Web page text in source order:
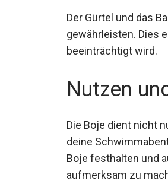
Der Gürtel und das
gewährleisten. Dies
beeinträchtigt wird.
Nutzen
Die Boje dient nicht
deine
Boje festhalten und
aufmerksam zu